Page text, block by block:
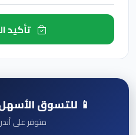
📱 للتسوق
متوفر على